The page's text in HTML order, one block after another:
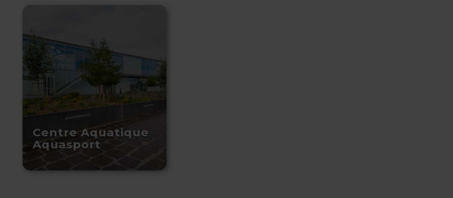
Centre Aquatique
Aquasport